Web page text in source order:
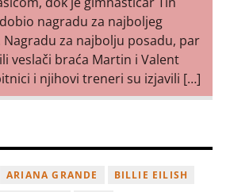
nagradu za najboljeg
za najbolju posadu, par
veslači braća Martin i Valent
i njihovi treneri su izjavili […]
ARIANA GRANDE
BILLIE EILISH